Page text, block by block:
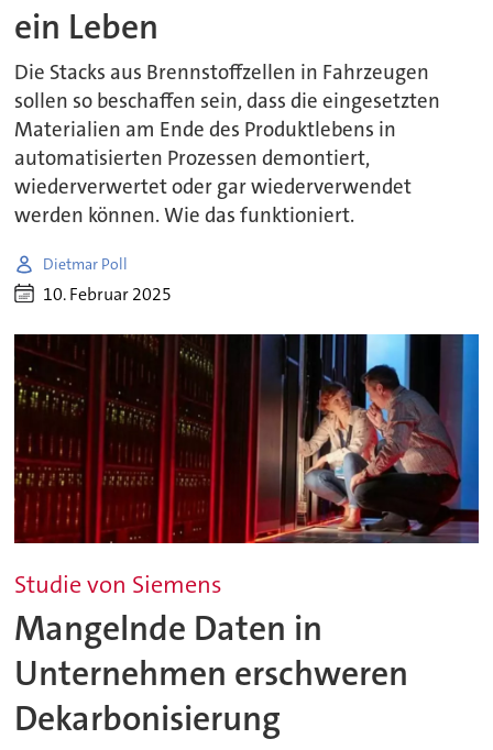
ein Leben
Die Stacks aus Brennstoffzellen in Fahrzeugen
sollen so beschaffen sein, dass die eingesetzten
Materialien am Ende des Produktlebens in
automatisierten Prozessen demontiert,
wiederverwertet oder gar wiederverwendet
werden können. Wie das funktioniert.
Dietmar Poll
10. Februar 2025
Studie von Siemens
Mangelnde Daten in
Unternehmen erschweren
Dekarbonisierung